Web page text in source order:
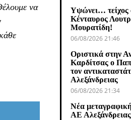
να
Υψώνει… τείχος
Κένταυρος
Μουρατίδη!
06/08/2026 21:46
Οριστικά στην
Καρδίτσας ο
τον
Αλεξάνδρειας
06/08/2026 21:34
Νέα
ΑΕ